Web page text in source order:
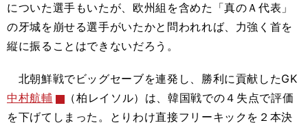
についた選手もいたが、欧州組を含めた「真のＡ代表」
の牙城を崩せる選手がいたかと問われれば、力強く首を
縦に振ることはできないだろう。
北朝鮮戦でビッグセーブを連発し、勝利に貢献したGK
中村航輔
（柏レイソル）は、韓国戦での４失点で評価
を下げてしまった。とりわけ直接フリーキックを２本決